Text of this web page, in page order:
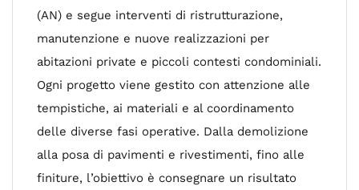
(AN) e segue interventi di ristrutturazione,
manutenzione e nuove realizzazioni per
abitazioni private e piccoli contesti condominiali.
Ogni progetto viene gestito con attenzione alle
tempistiche, ai materiali e al coordinamento
delle diverse fasi operative. Dalla demolizione
alla posa di pavimenti e rivestimenti, fino alle
finiture, l’obiettivo è consegnare un risultato